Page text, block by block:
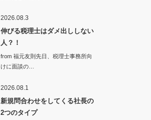
2026.08.3
伸びる税理士はダメ出ししない
人？！
from 福元友則先日、税理士事務所向
けに面談の…
2026.08.1
新規問合わせをしてくる社長の
2つのタイプ